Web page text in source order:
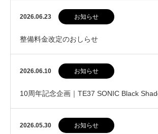
2026.06.23 お知らせ
整備料金改定のおしらせ
2026.06.10 お知らせ
10周年記念企画｜TE37 SONIC Black
イズ販売開始
2026.05.30 お知らせ